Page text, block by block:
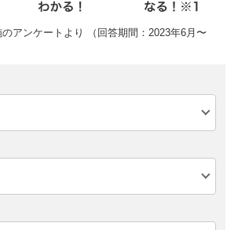
アンケートより （回答期間：2023年6月〜